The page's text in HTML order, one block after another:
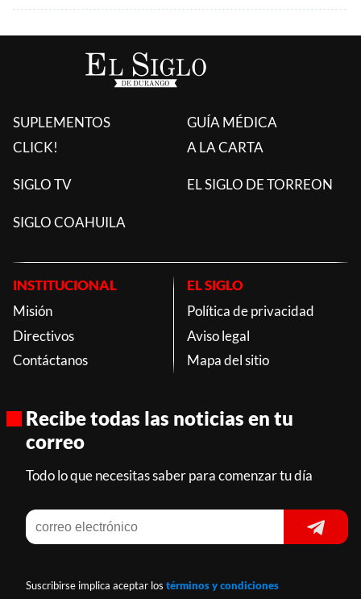
SUPLEMENTOS
CLICK!
GUÍA MÉDICA
A LA CARTA
SIGLO TV EL SIGLO DE TORREON
SIGLO COAHUILA
INSTITUCIONAL
Misión
Directivos
Contáctanos
EL SIGLO
Política de privacidad
Aviso legal
Mapa del sitio
Recibe todas las noticias en tu
correo
Todo lo que necesitas saber para comenzar tu día
Suscribirse implica aceptar los términos y condiciones